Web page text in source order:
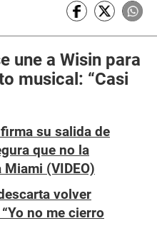
une a Wisin para
musical: “Casi
su salida de
que no la
(VIDEO)
volver
no me cierro